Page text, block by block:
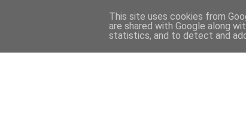
This site uses cookies from
are shared with Google along
statistics, and to detect and